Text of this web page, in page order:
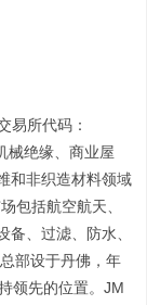
易所代码：
械绝缘、商业屋
和非织造材料领域
包括航空航天、
、过滤、防水、
部设于丹佛，年
领先的位置。JM